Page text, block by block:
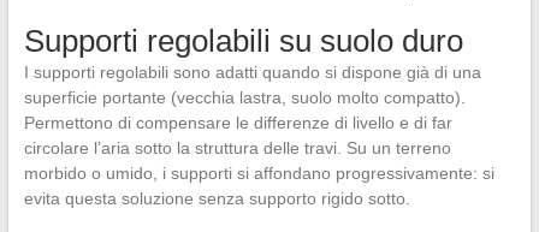
Supporti regolabili su suolo duro
I supporti regolabili sono adatti quando si dispone già di una
superficie portante (vecchia lastra, suolo molto compatto).
Permettono di compensare le differenze di livello e di far
circolare l’aria sotto la struttura delle travi. Su un terreno
morbido o umido, i supporti si affondano progressivamente: si
evita questa soluzione senza supporto rigido sotto.